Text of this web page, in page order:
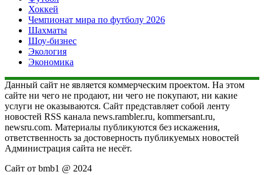
Хоккей
Чемпионат мира по футболу 2026
Шахматы
Шоу-бизнес
Экология
Экономика
Данный сайт не является коммерческим проектом. На этом
сайте ни чего не продают, ни чего не покупают, ни какие
услуги не оказываются. Сайт представляет собой ленту
новостей RSS канала news.rambler.ru, kommersant.ru,
newsru.com. Материалы публикуются без искажения,
ответственность за достоверность публикуемых новостей
Администрация сайта не несёт.
Сайт от bmb1 @ 2024